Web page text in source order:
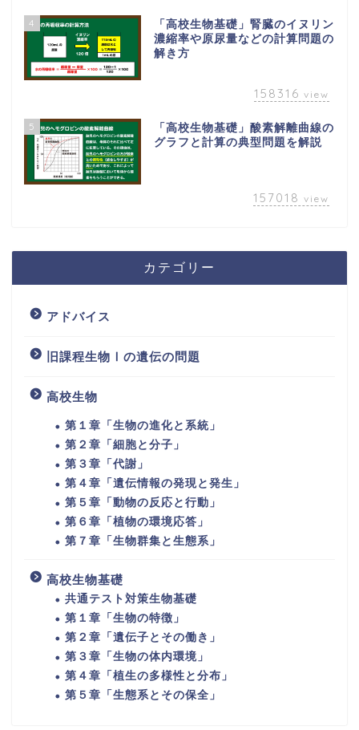
4
「高校生物基礎」腎臓のイヌリン
濃縮率や原尿量などの計算問題の
解き方
158316 view
5
「高校生物基礎」酸素解離曲線の
グラフと計算の典型問題を解説
157018 view
カテゴリー
アドバイス
旧課程生物Ⅰの遺伝の問題
高校生物
第１章「生物の進化と系統」
第２章「細胞と分子」
第３章「代謝」
第４章「遺伝情報の発現と発生」
第５章「動物の反応と行動」
第６章「植物の環境応答」
第７章「生物群集と生態系」
高校生物基礎
共通テスト対策生物基礎
第１章「生物の特徴」
第２章「遺伝子とその働き」
第３章「生物の体内環境」
第４章「植生の多様性と分布」
第５章「生態系とその保全」